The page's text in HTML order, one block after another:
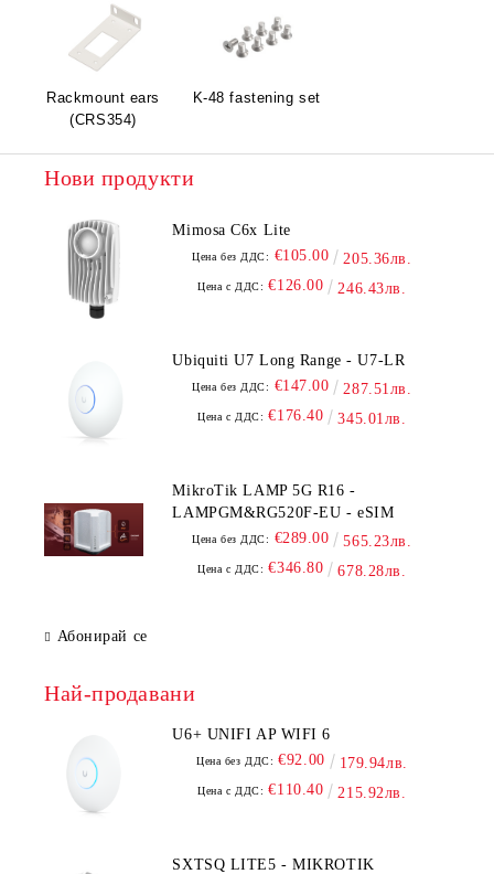
Rackmount ears
(CRS354)
K-48 fastening set
Нови продукти
Mimosa C6x Lite
Цена без ДДС: €105.00 205.36лв.
Цена с ДДС: €126.00 246.43лв.
Ubiquiti U7 Long Range - U7-LR
Цена без ДДС: €147.00 287.51лв.
Цена с ДДС: €176.40 345.01лв.
MikroTik LAMP 5G R16 -
LAMPGM&RG520F-EU - eSIM
Цена без ДДС: €289.00 565.23лв.
Цена с ДДС: €346.80 678.28лв.
Абонирай се
Най-продавани
U6+ UNIFI AP WIFI 6
Цена без ДДС: €92.00 179.94лв.
Цена с ДДС: €110.40 215.92лв.
SXTSQ LITE5 - MIKROTIK